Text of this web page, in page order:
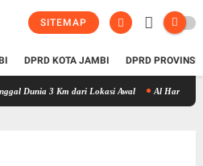
SITEMAP
DPRD KOTA JAMBI DPRD
di Sungai Nalo Tantan Ditemukan